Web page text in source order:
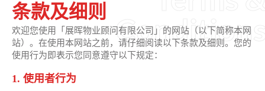
条款及细则
欢迎您使用「展晖物业顾问有限公司」的网站（以下简称本网
站）。在使用本网站之前，请仔细阅读以下条款及细则。您的
使用行为即表示您同意遵守以下规定：
1. 使用者行为